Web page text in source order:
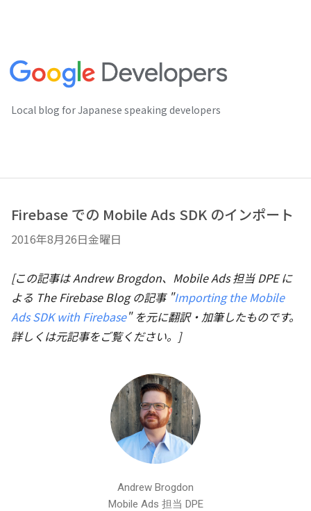
Local blog for Japanese speaking developers
Firebase での Mobile Ads SDK のインポート
2016年8月26日金曜日
[この記事は Andrew Brogdon、Mobile Ads 担当 DPE に
よる The Firebase Blog の記事 "Importing the Mobile
Ads SDK with Firebase" を元に翻訳・加筆したものです。
詳しくは元記事をご覧ください。]
Brogdon">
Andrew Brogdon
Mobile Ads 担当 DPE